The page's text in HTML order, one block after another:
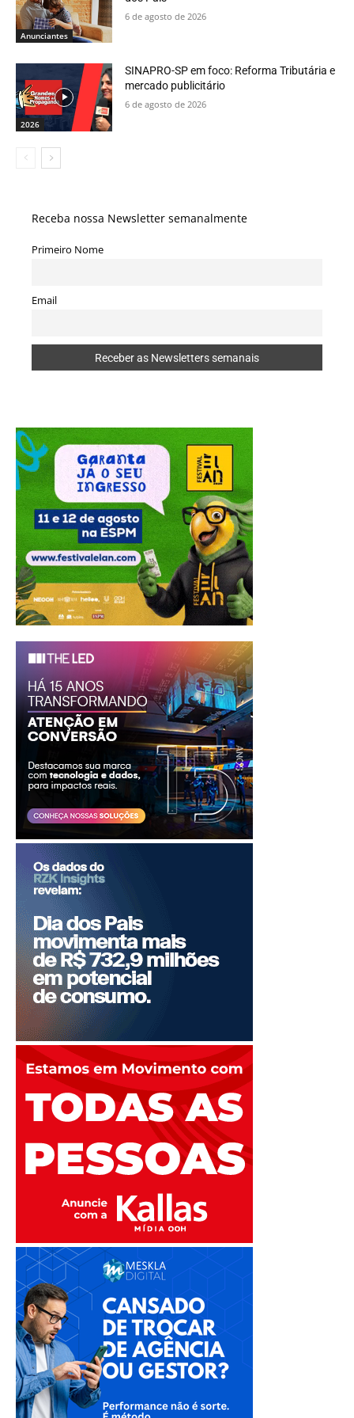
Anunciantes
6 de agosto de 2026
2026
SINAPRO-SP em foco: Reforma Tributária e
mercado publicitário
6 de agosto de 2026
Receba nossa Newsletter semanalmente
Primeiro Nome
Email